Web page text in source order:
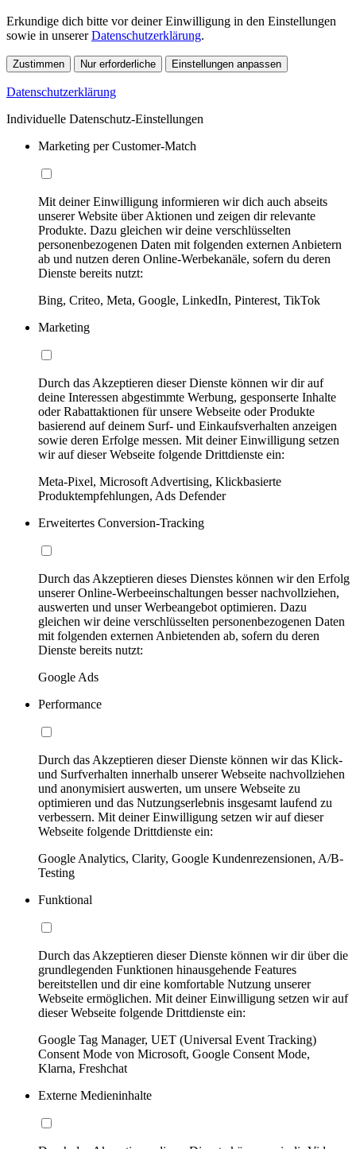
Erkundige dich bitte vor deiner Einwilligung in den Einstellungen
sowie in unsererDatenschutzerklärung.
Zustimmen Nur erforderliche Einstellungen anpassen
Datenschutzerklärung
Individuelle Datenschutz-Einstellungen
Marketing per Customer-Match
Mit deiner Einwilligung informieren wir dich auch abseits
unserer Website über Aktionen und zeigen dir relevante
Produkte. Dazu gleichen wir deine verschlüsselten
personenbezogenen Daten mit folgenden externen Anbietern
ab und nutzen deren Online-Werbekanäle, sofern du deren
Dienste bereits nutzt:
Bing, Criteo, Meta, Google, LinkedIn, Pinterest, TikTok
Marketing
Durch das Akzeptieren dieser Dienste können wir dir auf
deine Interessen abgestimmte Werbung, gesponserte Inhalte
oder Rabattaktionen für unsere Webseite oder Produkte
basierend auf deinem Surf- und Einkaufsverhalten anzeigen
sowie deren Erfolge messen. Mit deiner Einwilligung setzen
wir auf dieser Webseite folgende Drittdienste ein:
Meta-Pixel, Microsoft Advertising, Klickbasierte
Produktempfehlungen, Ads Defender
Erweitertes Conversion-Tracking
Durch das Akzeptieren dieses Dienstes können wir den Erfolg
unserer Online-Werbeeinschaltungen besser nachvollziehen,
auswerten und unser Werbeangebot optimieren. Dazu
gleichen wir deine verschlüsselten personenbezogenen Daten
mit folgenden externen Anbietenden ab, sofern du deren
Dienste bereits nutzt:
Google Ads
Performance
Durch das Akzeptieren dieser Dienste können wir das Klick-
und Surfverhalten innerhalb unserer Webseite nachvollziehen
und anonymisiert auswerten, um unsere Webseite zu
optimieren und das Nutzungserlebnis insgesamt laufend zu
verbessern. Mit deiner Einwilligung setzen wir auf dieser
Webseite folgende Drittdienste ein:
Google Analytics, Clarity, Google Kundenrezensionen, A/B-
Testing
Funktional
Durch das Akzeptieren dieser Dienste können wir dir über die
grundlegenden Funktionen hinausgehende Features
bereitstellen und dir eine komfortable Nutzung unserer
Webseite ermöglichen. Mit deiner Einwilligung setzen wir auf
dieser Webseite folgende Drittdienste ein:
Google Tag Manager, UET (Universal Event Tracking)
Consent Mode von Microsoft, Google Consent Mode,
Klarna, Freshchat
Externe Medieninhalte